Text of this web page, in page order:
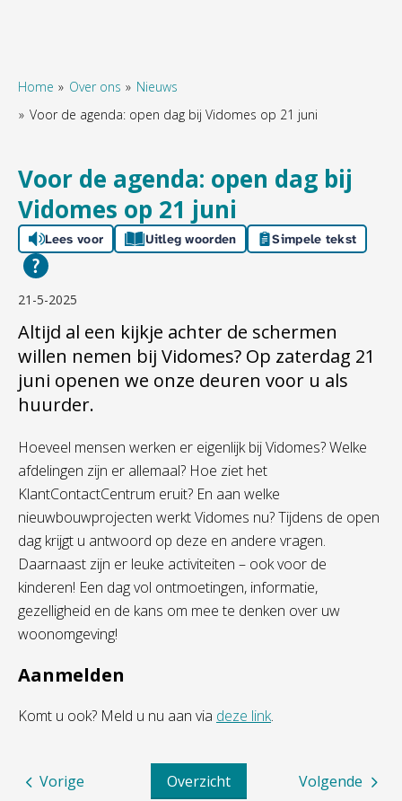
Home Over ons
Nieuws
Voor de agenda: open dag bij Vidomes op 21 juni
Voor de agenda: open dag bij
Vidomes op 21 juni
Lees voor Uitleg woorden Simpele tekst
21-5-2025
Altijd al een kijkje achter de schermen
willen nemen bij Vidomes? Op zaterdag 21
juni openen we onze deuren voor u als
huurder.
Hoeveel mensen werken er eigenlijk bij Vidomes? Welke
afdelingen zijn er allemaal? Hoe ziet het
KlantContactCentrum eruit? En aan welke
nieuwbouwprojecten werkt Vidomes nu? Tijdens de open
dag krijgt u antwoord op deze en andere vragen.
Daarnaast zijn er leuke activiteiten – ook voor de
kinderen! Een dag vol ontmoetingen, informatie,
gezelligheid en de kans om mee te denken over uw
woonomgeving!
Aanmelden
Komt u ook? Meld u nu aan via deze link.
Volgende
Overzicht
Vorige